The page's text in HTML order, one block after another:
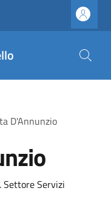
D'Annunzio
Servizi